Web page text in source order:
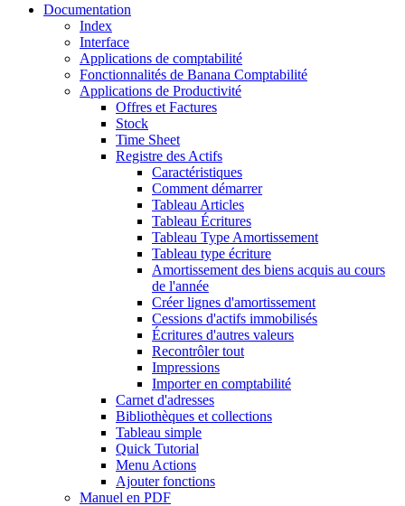
Documentation
Index
Interface
Applications de comptabilité
Fonctionnalités de Banana Comptabilité
Applications de Productivité
Offres et Factures
Stock
Time Sheet
Registre des Actifs
Caractéristiques
Comment démarrer
Tableau Articles
Tableau Écritures
Tableau Type Amortissement
Tableau type écriture
Amortissement des biens acquis au cours
de l'année
Créer lignes d'amortissement
Cessions d'actifs immobilisés
Écritures d'autres valeurs
Recontrôler tout
Impressions
Importer en comptabilité
Carnet d'adresses
Bibliothèques et collections
Tableau simple
Quick Tutorial
Menu Actions
Ajouter fonctions
Manuel en PDF